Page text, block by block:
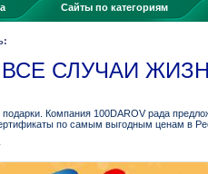
Сайты по категориям
СЛУЧАИ
Компания 100DAROV рада
по самым выгодным ценам в